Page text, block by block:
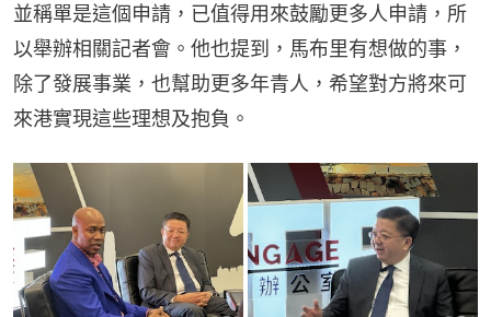
並稱單是這個申請，已值得用來鼓勵更多人申請，所
以舉辦相關記者會。他也提到，馬布里有想做的事，
除了發展事業，也幫助更多年青人，希望對方將來可
來港實現這些理想及抱負。